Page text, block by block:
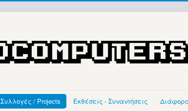
Συλλογές / Projects Εκθέσεις - Συναντήσεις